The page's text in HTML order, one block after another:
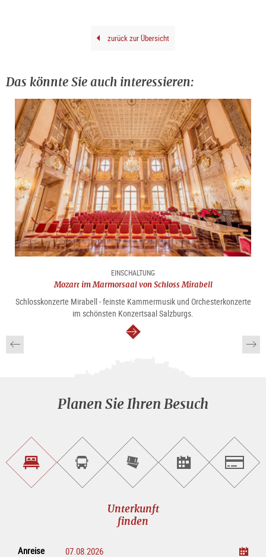
zurück zur Übersicht
Das könnte Sie auch interessieren:
EINSCHALTUNG
Mozart im Marmorsaal von Schloss Mirabell
Schlosskonzerte Mirabell - feinste Kammermusik und Orchesterkonzerte
im schönsten Konzertsaal Salzburgs.
weiter
Planen Sie Ihren Besuch
Unterkunft<br>findenSightseeing<br>Tour
buchen
Tickets
online<br>kaufen
Events<br>finden
Unterkunft
finden
Anreise